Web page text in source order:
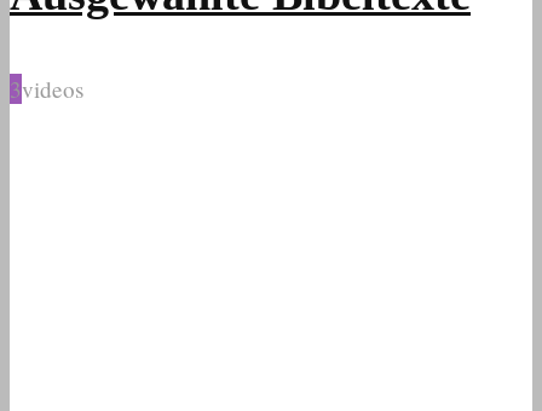
3videos